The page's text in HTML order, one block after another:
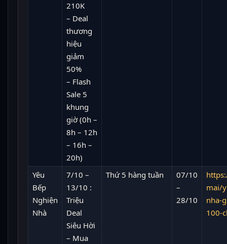
210K
– Deal
thương
hiệu
giảm
50%
– Flash
Sale 5
khung
giờ (0h –
8h – 12h
– 16h –
20h)
Yêu
Bếp
Nghiện
Nhà
7/10 –
13/10 :
Triệu
Deal
Siêu Hời
– Mua
Thứ 5 hàng tuần
07/10
–
28/10
mai/
nha-
100-